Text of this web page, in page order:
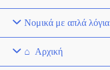
Νομικά με απλά λόγια
Αρχική